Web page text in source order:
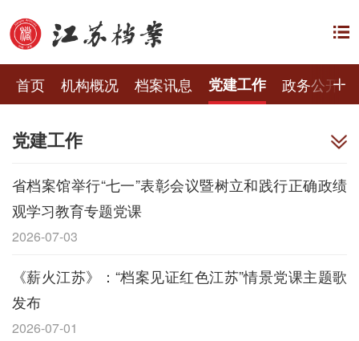
首页 机构概况 档案讯息 党建工作 政务公开
党建工作
省档案馆举行“七一”表彰会议暨树立和践行正确政绩
观学习教育专题党课
2026-07-03
《薪火江苏》：“档案见证红色江苏”情景党课主题歌
发布
2026-07-01